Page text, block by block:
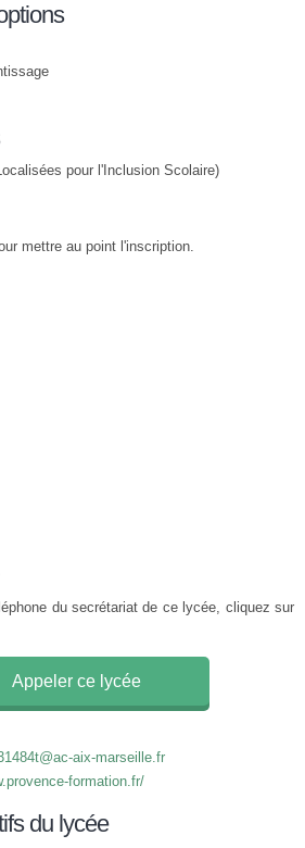
pour l'Inclusion Scolaire)
mettre au point l'inscription.
du secrétariat de ce lycée, cliquez sur
Appeler ce lycée
aix-marseille.fr
formation.fr/
du lycée